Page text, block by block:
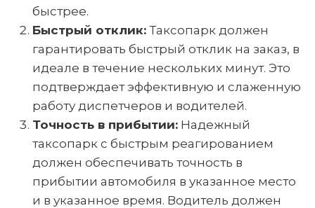
быстрее.
Быстрый отклик:Таксопарк должен
гарантировать быстрый отклик на заказ, в
идеале в течение нескольких минут. Это
подтверждает эффективную и слаженную
работу диспетчеров и водителей.
Точность в прибытии:Надежный
таксопарк с быстрым реагированием
должен обеспечивать точность в
прибытии автомобиля в указанное место
и в указанное время. Водитель должен